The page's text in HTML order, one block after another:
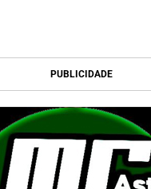
PUBLICIDADE